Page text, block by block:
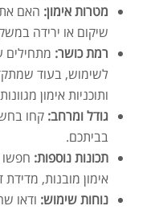
מטרות אימון: האם
שיקום או ירידה
רמת כושר: מתחילים
לשימוש, בעוד
ותוכניות אימון
גודל ומרחב: קחו
בביתכם.
תכונות נוספות: חפשו
אימון מובנות, מדידת
נוחות שימוש: ודאו